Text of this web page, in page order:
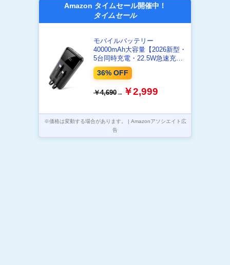
Amazon タイムセール開催中！
タイムセール
モバイルバッテリー
40000mAh大容量【2026新型・
5台同時充電・22.5W急速充
電】モバイルバッテリー 軽量
小型 スマホ充電器 携帯充電器
Type-C入出力兼用 2USB出力
iOS/Android各種スマホ対応 ア
ウトドア/キャンプ旅行/出張/停
電対策/防災
36% OFF
￥4,690→ ￥2,999
※価格は変動する場合があります。 | Amazonアソシエイト広
告